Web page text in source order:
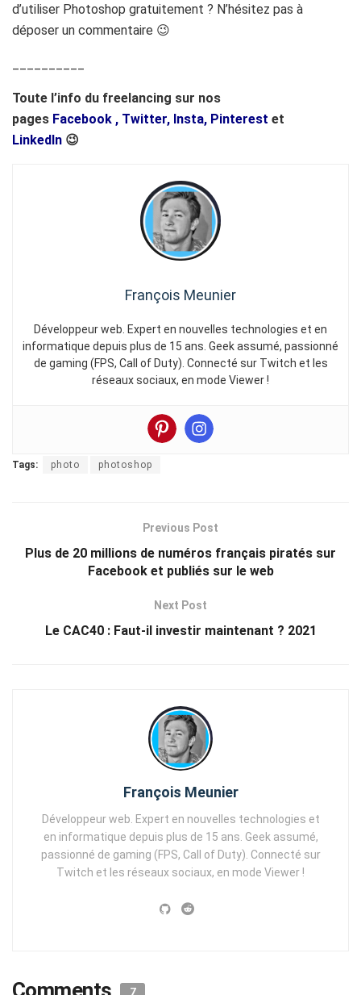
d’utiliser Photoshop gratuitement ? N’hésitez pas à
déposer un commentaire 😉
Toute l’info du freelancing sur nos
pages Facebook , Twitter, Insta, Pinterest et
LinkedIn 😉
François Meunier
Développeur web. Expert en nouvelles technologies et en
informatique depuis plus de 15 ans. Geek assumé, passionné
de gaming (FPS, Call of Duty). Connecté sur Twitch et les
réseaux sociaux, en mode Viewer !
Tags: photo photoshop
Previous Post
Plus de 20 millions de numéros français piratés sur
Facebook et publiés sur le web
Next Post
Le CAC40 : Faut-il investir maintenant ? 2021
François Meunier
Développeur web. Expert en nouvelles technologies et
en informatique depuis plus de 15 ans. Geek assumé,
passionné de gaming (FPS, Call of Duty). Connecté sur
Twitch et les réseaux sociaux, en mode Viewer !
7